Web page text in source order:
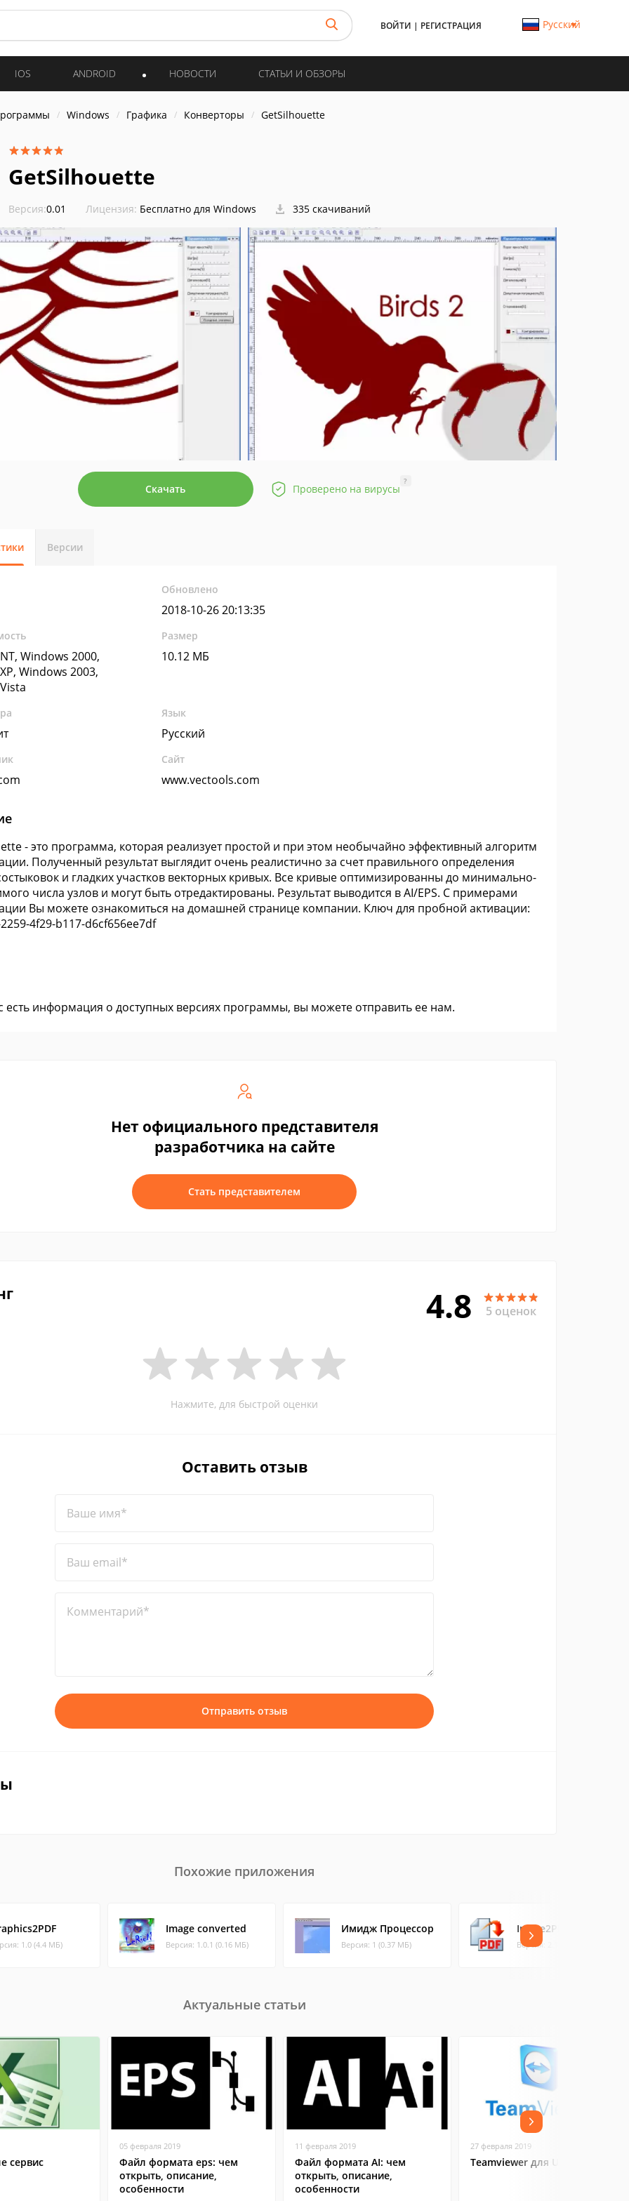
ВОЙТИ | РЕГИСТРАЦИЯ Русский
IOS ANDROID НОВОСТИ СТАТЬИ И ОБЗОРЫ
Windows Графика Конверторы GetSilhouette
GetSilhouette
Версия:0.01 Лицензия: Бесплатно для Windows 335 скачиваний
Скачать Проверено на вирусы
?
Версии
Обновлено
2018-10-26 20:13:35
Windows 2000,
Windows 2003,
Размер
10.12 МБ
Язык
Русский
Сайт
www.vectools.com
- это программа, которая реализует простой и при этом необычайно эффективный алгоритм
Полученный результат выглядит очень реалистично за счет правильного определения
и гладких участков векторных кривых. Все кривые оптимизированны до минимально-
числа узлов и могут быть отредактированы. Результат выводится в AI/EPS. С примерами
Вы можете ознакомиться на домашней странице компании. Ключ для пробной активации:
4f29-b117-d6cf656ee7df
есть информация о доступных версиях программы, вы можете отправить ее нам.
Нет официального представителя
разработчика на сайте
Стать представителем
4.8 5 оценок
Нажмите, для быстрой оценки
Оставить отзыв
Ваше имя*
Ваш email*
Комментарий*
Отправить отзыв
Похожие приложения
1.0 (4.4 МБ)
Image converted
Версия: 1.0.1 (0.16 МБ)
Имидж Процессор
Версия: 1 (0.37 МБ)
Image2PDF Pilot
Версия: 2.16.108 (2.99 МБ)
Актуальные статьи
сервис
05 февраля 2019
Файл формата eps: чем
открыть, описание,
особенности
11 февраля 2019
Файл формата AI: чем
открыть, описание,
особенности
27 февраля 2019
Teamviewer для Ubuntu